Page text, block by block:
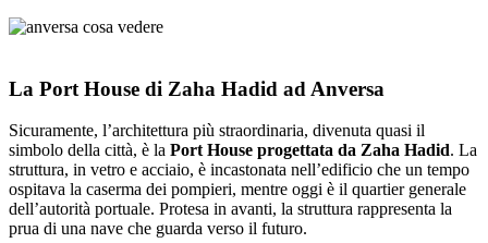
La Port House di Zaha Hadid ad Anversa
Sicuramente, l’architettura più straordinaria, divenuta quasi il
simbolo della città, è la Port House progettata da Zaha Hadid. La
struttura, in vetro e acciaio, è incastonata nell’edificio che un tempo
ospitava la caserma dei pompieri, mentre oggi è il quartier generale
dell’autorità portuale. Protesa in avanti, la struttura rappresenta la
prua di una nave che guarda verso il futuro.